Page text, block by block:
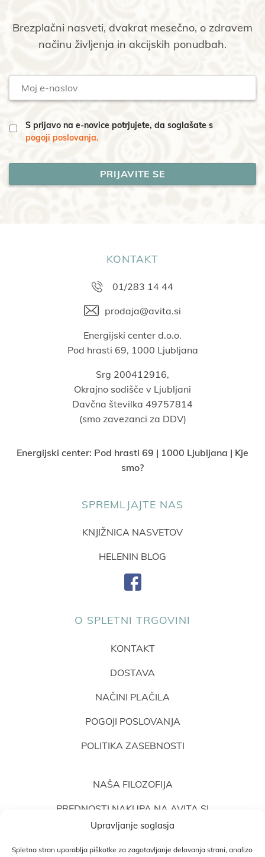
Upravljanje soglasja
Spletna stran uporablja piškotke za zagotavljanje delovanja strani, analizo
Brezplačni nasveti, dvakrat mesečno, o zdravem
načinu življenja in akcijskih ponudbah.
Moj
naslov
S prijavo na e-novice potrjujete, da soglašate s
pogoji poslovanja.
KONTAKT
01/283 14 44
prodaja@avita.si
Energijski center d.o.o.
Pod hrasti 69, 1000 Ljubljana
Srg 200412916,
Okrajno sodišče v Ljubljani
Davčna številka 49757814
(smo zavezanci za DDV)
Energijski center: Pod hrasti 69 | 1000 Ljubljana | Kje
smo?
SPREMLJAJTE NAS
KNJIŽNICA NASVETOV
HELENIN BLOG
O SPLETNI TRGOVINI
KONTAKT
DOSTAVA
NAČINI PLAČILA
POGOJI POSLOVANJA
POLITIKA ZASEBNOSTI
NAŠA FILOZOFIJA
PREDNOSTI NAKUPA NA AVITA.SI
MNENJA STRANK